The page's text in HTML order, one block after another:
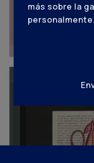
más sobre la
personalmente.